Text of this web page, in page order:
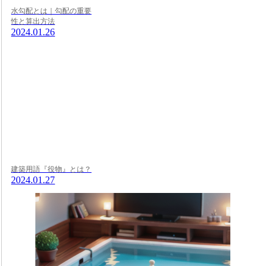
水勾配とは｜勾配の重要
性と算出方法
2024.01.26
建築用語『役物』とは？
2024.01.27